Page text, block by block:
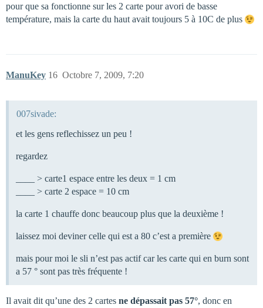
pour que sa fonctionne sur les 2 carte pour avori de basse
température, mais la carte du haut avait toujours 5 à 10C de plus
ManuKey Octobre 7, 2009, 7:20
16
007sivade:
et les gens reflechissez un peu !
regardez
____ > carte1 espace entre les deux = 1 cm
____ > carte 2 espace = 10 cm
la carte 1 chauffe donc beaucoup plus que la deuxième !
laissez moi deviner celle qui est a 80 c’est a première
mais pour moi le sli n’est pas actif car les carte qui en burn sont
a 57 ° sont pas très fréquente !
Il avait dit qu’une des 2 cartes ne dépassait pas 57°, donc en